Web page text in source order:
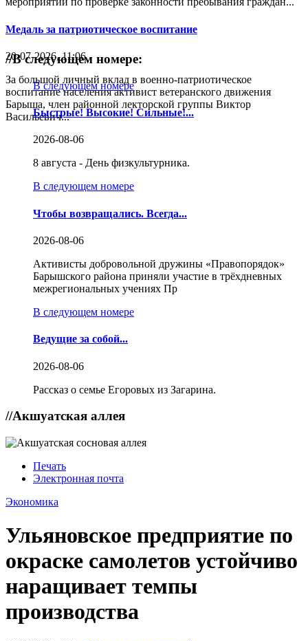
Медаль за патриотическое воспитание
20-07-2026, 11:06
За большой личный вклад в военно-патриотическое
воспитание населения активист ветеранского движения
Барыша, член районной лекторской группы Виктор
Васильевич...
//В следующем номере:
В следующем номере
Быстрые! Высокие! Сильные!...
2026-08-06
8 августа - День физкультурника.
В следующем номере
Чтобы возвращались. Всегда...
2026-08-06
Активисты добровольной дружины «Правопорядок»
Барышского района приняли участие в трёхдневных
межрегиональных учениях Пр
В следующем номере
Ведущие за собой...
2026-08-06
Рассказ о семье Егоровых из Загарина.
//Акшуатская аллея
Печать
Электронная почта
Экономика
Ульяновское предприятие по
окраске самолетов устойчиво
наращивает темпы
производства